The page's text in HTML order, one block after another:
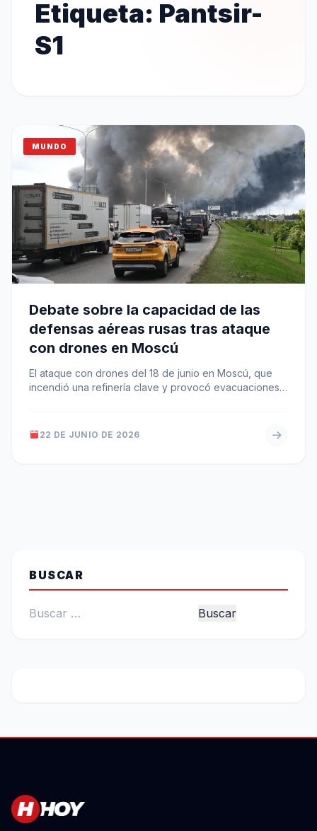
Etiqueta: Pantsir-
S1
MUNDO
Debate sobre la capacidad de las
defensas aéreas rusas tras ataque
con drones en Moscú
El ataque con drones del 18 de junio en Moscú, que
incendió una refinería clave y provocó evacuaciones
22 DE JUNIO DE 2026
BUSCAR
Buscar: